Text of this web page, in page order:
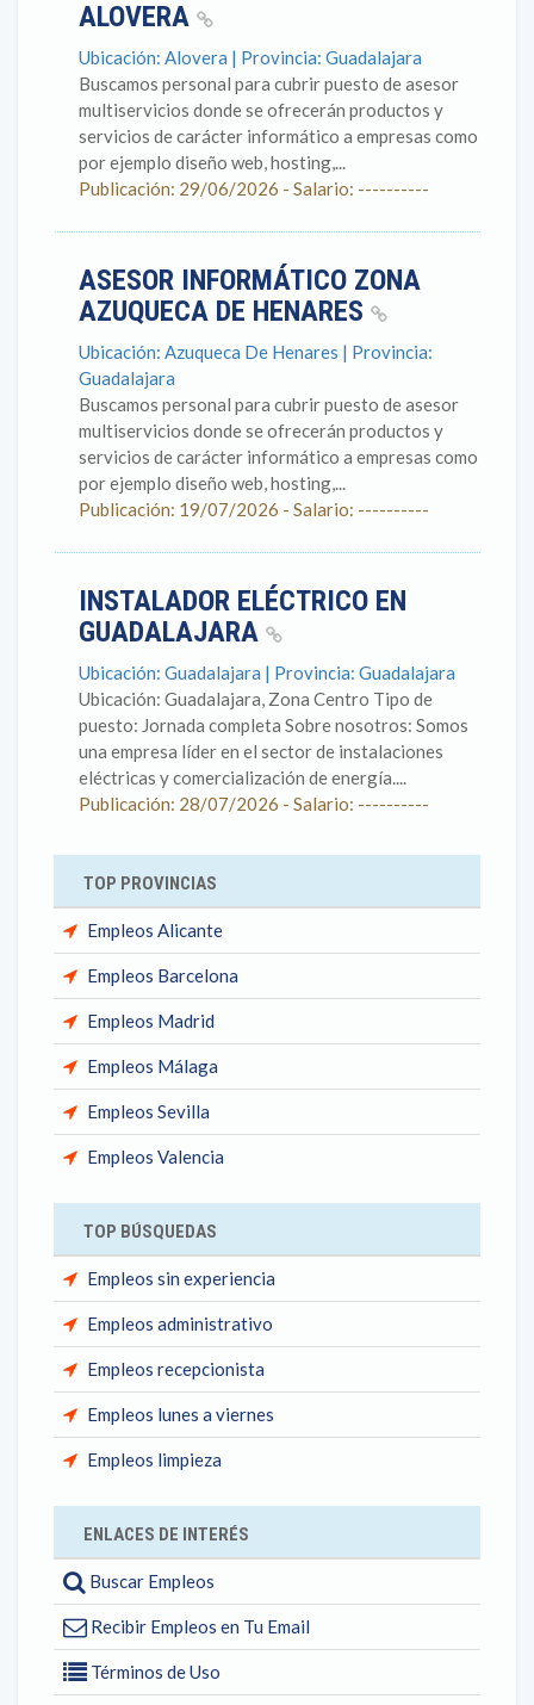
ALOVERA
Ubicación: Alovera | Provincia: Guadalajara
Buscamos personal para cubrir puesto de asesor
multiservicios donde se ofrecerán productos y
servicios de carácter informático a empresas como
por ejemplo diseño web, hosting,...
Publicación: 29/06/2026 - Salario: ----------
ASESOR INFORMÁTICO ZONA
AZUQUECA DE HENARES
Ubicación: Azuqueca De Henares | Provincia:
Guadalajara
Buscamos personal para cubrir puesto de asesor
multiservicios donde se ofrecerán productos y
servicios de carácter informático a empresas como
por ejemplo diseño web, hosting,...
Publicación: 19/07/2026 - Salario: ----------
INSTALADOR ELÉCTRICO EN
GUADALAJARA
Ubicación: Guadalajara | Provincia: Guadalajara
Ubicación: Guadalajara, Zona Centro Tipo de
puesto: Jornada completa Sobre nosotros: Somos
una empresa líder en el sector de instalaciones
eléctricas y comercialización de energía....
Publicación: 28/07/2026 - Salario: ----------
TOP PROVINCIAS
Empleos Alicante
Empleos Barcelona
Empleos Madrid
Empleos Málaga
Empleos Sevilla
Empleos Valencia
TOP BÚSQUEDAS
Empleos sin experiencia
Empleos administrativo
Empleos recepcionista
Empleos lunes a viernes
Empleos limpieza
ENLACES DE INTERÉS
Buscar Empleos
Recibir Empleos en Tu Email
Términos de Uso